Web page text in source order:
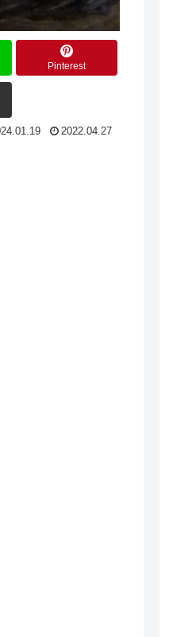
Pinterest
2022.04.27